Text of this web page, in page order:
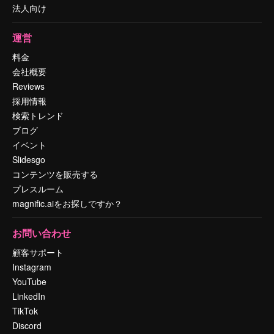
法人向け
運営
料金
会社概要
Reviews
採用情報
検索トレンド
ブログ
イベント
Slidesgo
コンテンツを販売する
プレスルーム
magnific.aiをお探しですか？
お問い合わせ
顧客サポート
Instagram
YouTube
LinkedIn
TikTok
Discord